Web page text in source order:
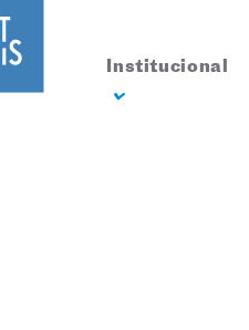
Institucional